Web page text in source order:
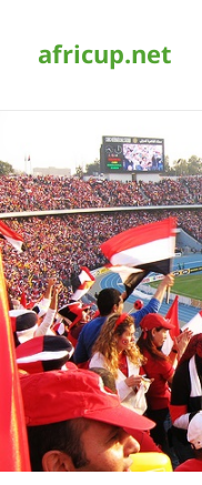
africup.net